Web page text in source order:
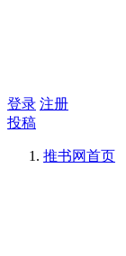
登录 注册
投稿
推书网首页